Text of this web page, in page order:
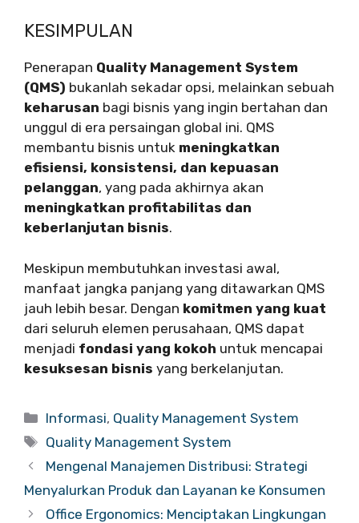
KESIMPULAN
Penerapan Quality Management System
(QMS) bukanlah sekadar opsi, melainkan sebuah
keharusan bagi bisnis yang ingin bertahan dan
unggul di era persaingan global ini. QMS
membantu bisnis untuk meningkatkan
efisiensi, konsistensi, dan kepuasan
pelanggan, yang pada akhirnya akan
meningkatkan profitabilitas dan
keberlanjutan bisnis.
Meskipun membutuhkan investasi awal,
manfaat jangka panjang yang ditawarkan QMS
jauh lebih besar. Dengan komitmen yang kuat
dari seluruh elemen perusahaan, QMS dapat
menjadi fondasi yang kokoh untuk mencapai
kesuksesan bisnis yang berkelanjutan.
Categories
Informasi, Quality Management System
Tags
Quality Management System
Mengenal Manajemen Distribusi: Strategi
Menyalurkan Produk dan Layanan ke Konsumen
Office Ergonomics: Menciptakan Lingkungan